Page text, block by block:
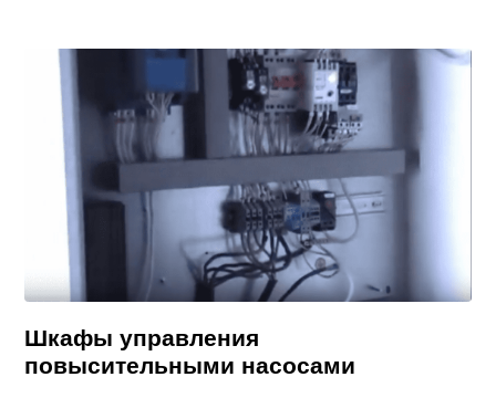
Шкафы управления
повысительными насосами